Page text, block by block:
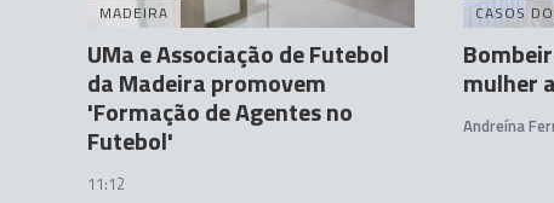
MADEIRA
UMa e Associação de Futebol
da Madeira promovem
'Formação de Agentes no
Futebol'
11:12
CASOS
mulher
Andreína